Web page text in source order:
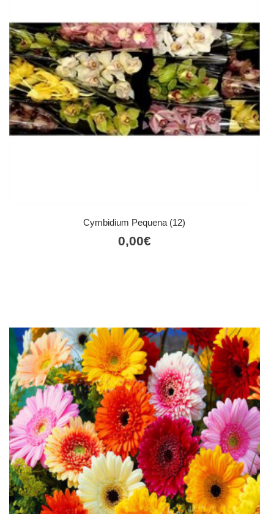
Cymbidium Pequena (12)
0,00€